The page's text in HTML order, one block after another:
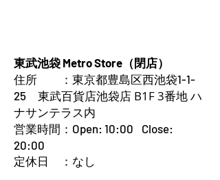
東武池袋 Metro Store（閉店）
住所 ： 東京都豊島区西池袋1-1-
25 東武百貨店池袋店 B1F 3番地 ハ
ナサンテラス内
営業時間：Open: 10:00 Close:
20:00
定休日 ：なし